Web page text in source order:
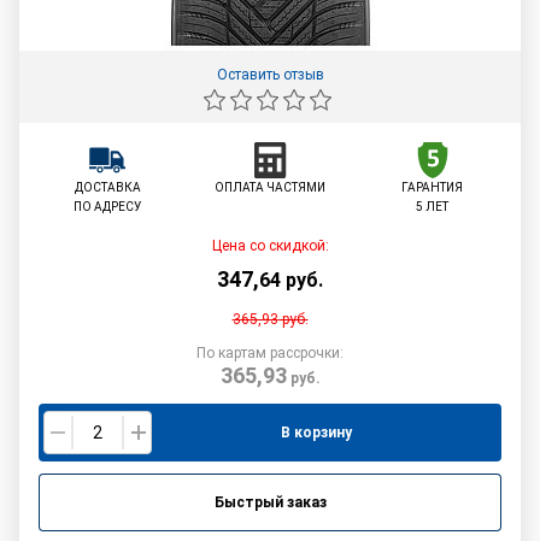
Оставить отзыв
ДОСТАВКА
ПО АДРЕСУ
ОПЛАТА ЧАСТЯМИ
ГАРАНТИЯ
5 ЛЕТ
Цена со скидкой:
347,64 руб.
365,93руб.
По картам рассрочки:
365,93руб.
В корзину
Быстрый заказ